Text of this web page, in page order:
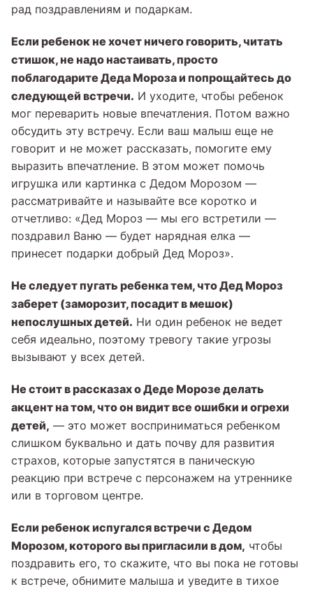
рад поздравлениям и подаркам.
Если ребенок не хочет ничего говорить, читать
стишок, не надо настаивать, просто
поблагодарите Деда Мороза и попрощайтесь до
следующей встречи. И уходите, чтобы ребенок
мог переварить новые впечатления. Потом важно
обсудить эту встречу. Если ваш малыш еще не
говорит и не может рассказать, помогите ему
выразить впечатление. В этом может помочь
игрушка или картинка с Дедом Морозом —
рассматривайте и называйте все коротко и
отчетливо: «Дед Мороз — мы его встретили —
поздравил Ваню — будет нарядная елка —
принесет подарки добрый Дед Мороз».
Не следует пугать ребенка тем, что Дед Мороз
заберет (заморозит, посадит в мешок)
непослушных детей. Ни один ребенок не ведет
себя идеально, поэтому тревогу такие угрозы
вызывают у всех детей.
Не стоит в рассказах о Деде Морозе делать
акцент на том, что он видит все ошибки и огрехи
детей, — это может восприниматься ребенком
слишком буквально и дать почву для развития
страхов, которые запустятся в паническую
реакцию при встрече с персонажем на утреннике
или в торговом центре.
Если ребенок испугался встречи с Дедом
Морозом, которого вы пригласили в дом, чтобы
поздравить его, то скажите, что вы пока не готовы
к встрече, обнимите малыша и уведите в тихое